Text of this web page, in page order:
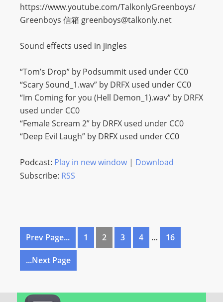
https://www.youtube.com/TalkonlyGreenboys/
Greenboys 信箱 greenboys@talkonly.net
Sound effects used in jingles
“Tom’s Drop” by Podsummit used under CC0
“Scary Sound_1.wav” by DRFX used under CC0
“Im Coming for you (Hell Demon_1).wav” by DRFX
used under CC0
“Female Scream 2” by DRFX used under CC0
“Deep Evil Laugh” by DRFX used under CC0
Podcast: Play in new window| Download
Subscribe: RSS
Prev Page... 1 2 3 4 … 16
...Next Page